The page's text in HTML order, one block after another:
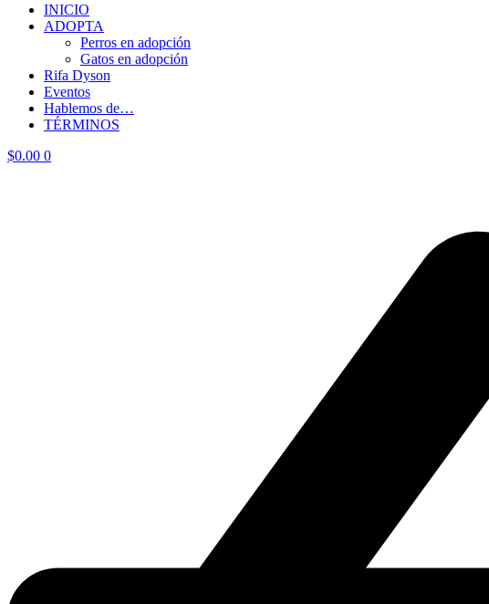
INICIO
ADOPTA
Perros en adopción
Gatos en adopción
Rifa Dyson
Eventos
Hablemos de…
TÉRMINOS
$0.00 0